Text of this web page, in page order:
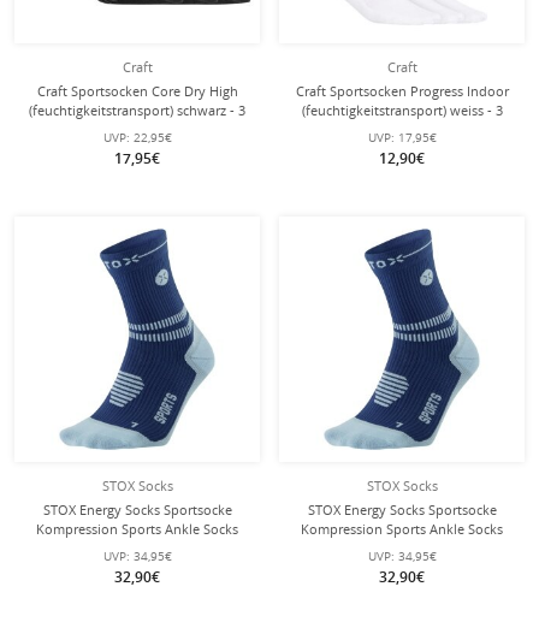
Craft
Craft Sportsocken Core Dry High
(feuchtigkeitstransport) schwarz - 3
Paar
UVP: 22,95€
17,95€
Craft
Craft Sportsocken Progress Indoor
(feuchtigkeitstransport) weiss - 3
Paar
UVP: 17,95€
12,90€
STOX Socks
STOX Energy Socks Sportsocke
Kompression Sports Ankle Socks
(gezielte Kompression) dunkelblau
Herren - 1 Paar
UVP: 34,95€
32,90€
STOX Socks
STOX Energy Socks Sportsocke
Kompression Sports Ankle Socks
(gezielte Kompression) dunkelblau
Damen - 1 Paar
UVP: 34,95€
32,90€